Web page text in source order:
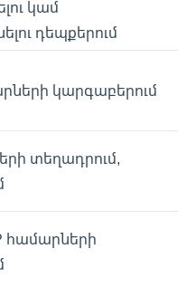
կամ
դեպքերում
կարգաբերում
տեղադրում,
համարների